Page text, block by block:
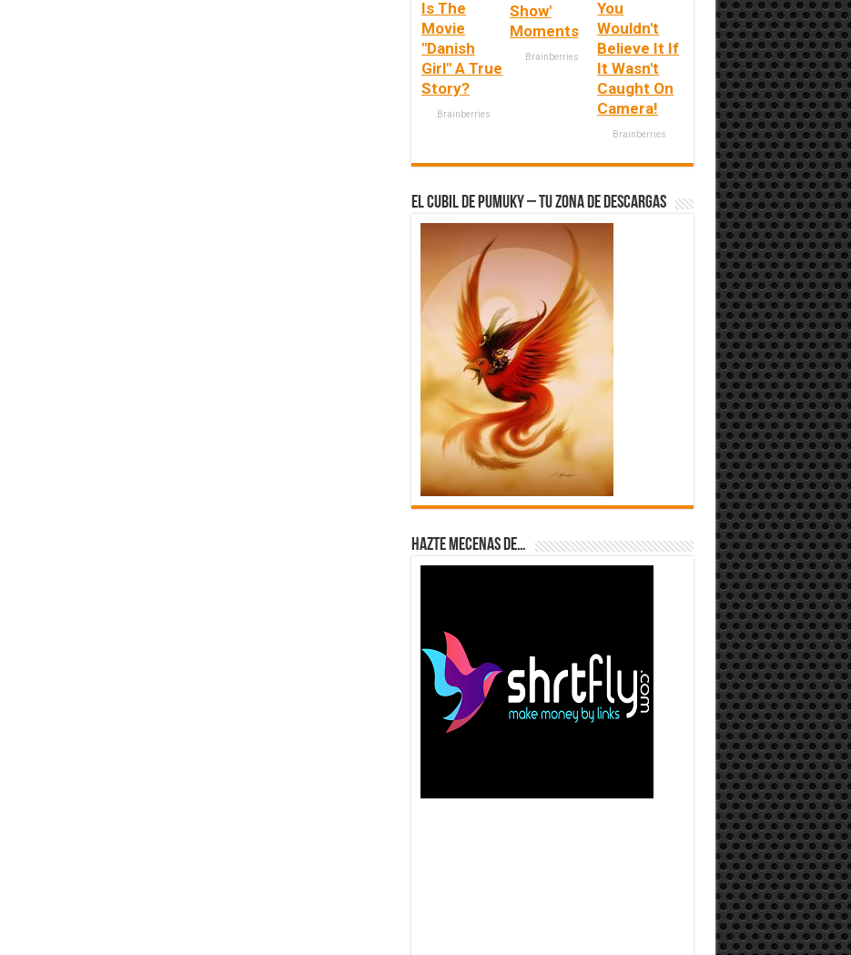
Is The
Movie
"Danish
Girl" A True
Story?
Brainberries
Show'
Moments
Brainberries
You
Wouldn't
Believe It If
It Wasn't
Caught On
Camera!
Brainberries
El Cubil de Pumuky – Tu zona de Descargas
Hazte Mecenas de…